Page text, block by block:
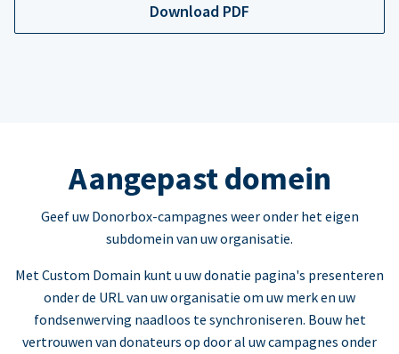
Download PDF
Aangepast domein
Geef uw Donorbox-campagnes weer onder het eigen
subdomein van uw organisatie.
Met Custom Domain kunt u uw donatie pagina's presenteren
onder de URL van uw organisatie om uw merk en uw
fondsenwerving naadloos te synchroniseren. Bouw het
vertrouwen van donateurs op door al uw campagnes onder